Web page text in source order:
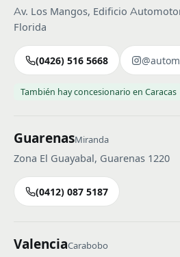
Av. Los Mangos, Edificio
Florida
(0426) 516 5668
También hay concesionario en Caracas
GuarenasMiranda
Zona El Guayabal, Guarenas 1220
(0412) 087 5187
ValenciaCarabobo